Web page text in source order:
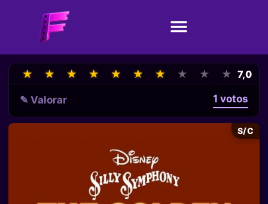
★
★ ★
★ ★
★ ★
★ ★
★ ★
★ ★
★ ★
★ ★
★ ★
★ 7,0
✎ Valorar 1 votos
S/C